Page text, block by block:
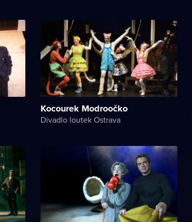
Kocourek Modroočko
Divadlo loutek Ostrava